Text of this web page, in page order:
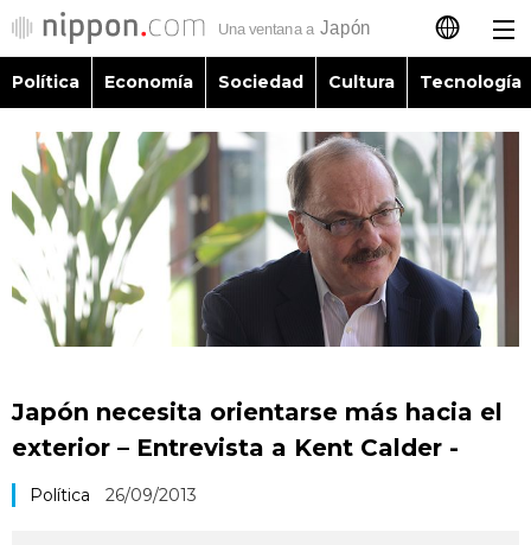
日本語
English
简体字
繁體字
Français
Русский
Política
Economía
Cultura
Tecnología
Política Economía Sociedad Cultura Tecnología
Japón necesita orientarse más hacia el
exterior – Entrevista a Kent Calder -
Política 26/09/2013